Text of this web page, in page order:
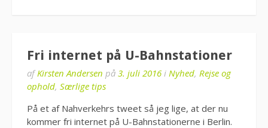
Fri internet på U-Bahnstationer
afKirsten Andersen på 3. juli 2016 i Nyhed, Rejse og
ophold, Særlige tips
På et af Nahverkehrs tweet så jeg lige, at der nu
kommer fri internet på U-Bahnstationerne i Berlin.